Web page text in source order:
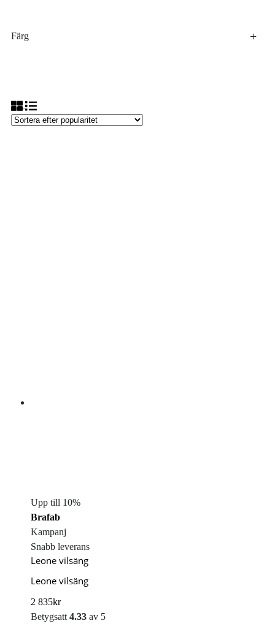
Färg
Upp till 10%
Brafab
Kampanj
Snabb leverans
Leone vilsäng
Leone vilsäng
2 835kr
Betygsatt 4.33 av 5